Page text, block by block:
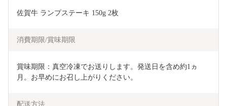
佐賀牛 ランプステーキ 150g 2枚
消費期限/賞味期限
賞味期限：真空冷凍でお送りします。発送日を含め約1ヵ
月。お早めにお召し上がりください。
配送方法